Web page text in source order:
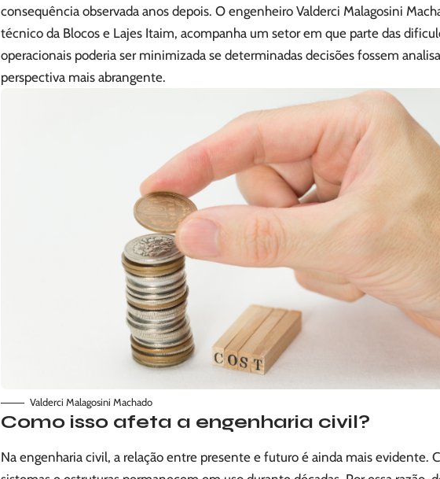
consequência observada anos depois. O engenheiro Valderci Malagosini
técnico da Blocos e Lajes Itaim, acompanha um setor em que parte das
operacionais poderia ser minimizada se determinadas decisões fossem
perspectiva mais abrangente.
Valderci Malagosini Machado
Como isso afeta a engenharia civil?
Na engenharia civil, a relação entre presente e futuro é ainda mais evidente.